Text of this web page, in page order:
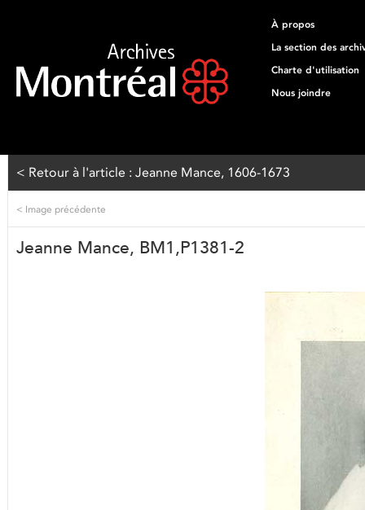
À propos
La section des
Charte d'utilisation
Nous joindre
< Retour à l'article : Jeanne Mance, 1606-1673
< Image précédente
Jeanne Mance, BM1,P1381-2